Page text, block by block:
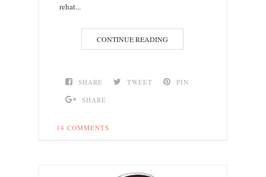
rehat...
CONTINUE READING
SHARE TWEET
PIN
SHARE
14 COMMENTS